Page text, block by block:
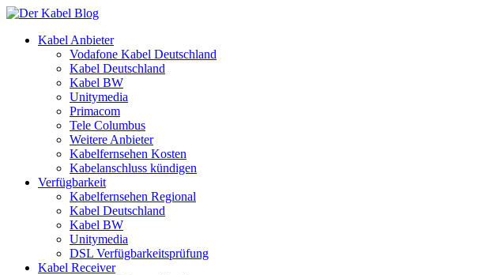
Kabel Anbieter
Vodafone Kabel Deutschland
Kabel Deutschland
Kabel BW
Unitymedia
Primacom
Tele Columbus
Weitere Anbieter
Kabelfernsehen Kosten
Kabelanschluss kündigen
Verfügbarkeit
Kabelfernsehen Regional
Kabel Deutschland
Kabel BW
Unitymedia
DSL Verfügbarkeitsprüfung
Kabel Receiver